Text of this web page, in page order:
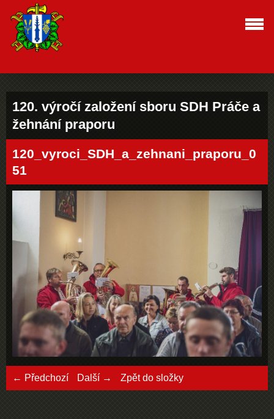
120. výročí založení sboru SDH Práče a
žehnání praporu
120_vyroci_SDH_a_zehnani_praporu_0
51
← Předchozí Další → Zpět do složky